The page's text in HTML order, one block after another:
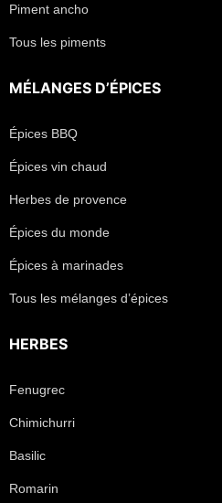
Piment ancho
Tous les piments
MÉLANGES D’ÉPICES
Épices BBQ
Épices vin chaud
Herbes de provence
Épices du monde
Épices à marinades
Tous les mélanges d’épices
HERBES
Fenugrec
Chimichurri
Basilic
Romarin